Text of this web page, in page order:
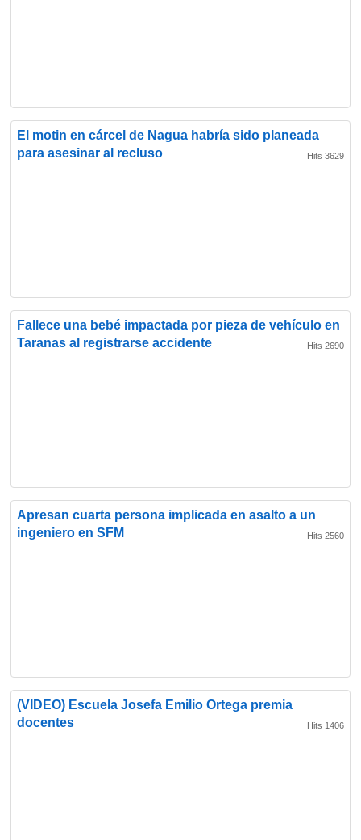
El motin en cárcel de Nagua habría sido planeada
para asesinar al recluso
Hits 3629
Fallece una bebé impactada por pieza de vehículo en
Taranas al registrarse accidente
Hits 2690
Apresan cuarta persona implicada en asalto a un
ingeniero en SFM
Hits 2560
(VIDEO) Escuela Josefa Emilio Ortega premia
docentes
Hits 1406